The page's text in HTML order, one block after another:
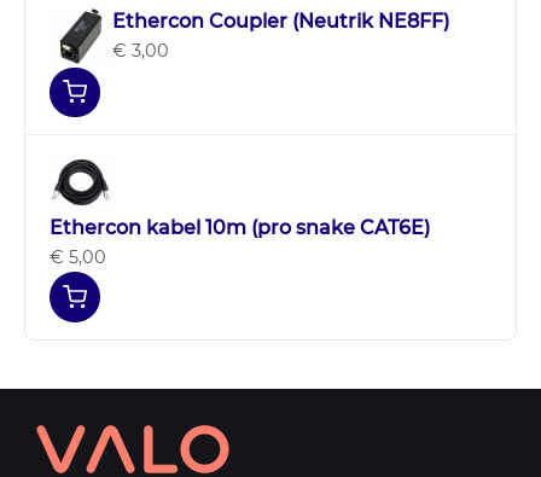
Ethercon Coupler (Neutrik NE8FF)
€ 3,00
Ethercon kabel 10m (pro snake CAT6E)
€ 5,00
Contact
informatie